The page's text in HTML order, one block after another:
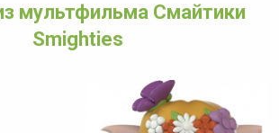
мультфильма Смайтики
Smighties